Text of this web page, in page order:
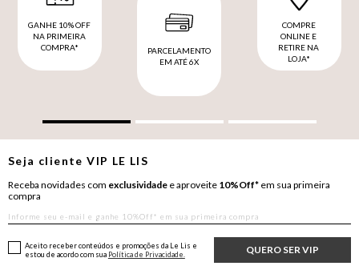
GANHE 10% OFF
NA PRIMEIRA
COMPRA*
PARCELAMENTO
EM ATÉ 6X
COMPRE
ONLINE E
RETIRE NA
LOJA*
Seja clienteVIP LE LIS
Receba novidades com exclusividade e aproveite 10%Off* em sua primeira
compra
QUERO SER VIP
Aceito receber conteúdos e promoções da Le Lis e
estou de acordo com sua Política de Privacidade.